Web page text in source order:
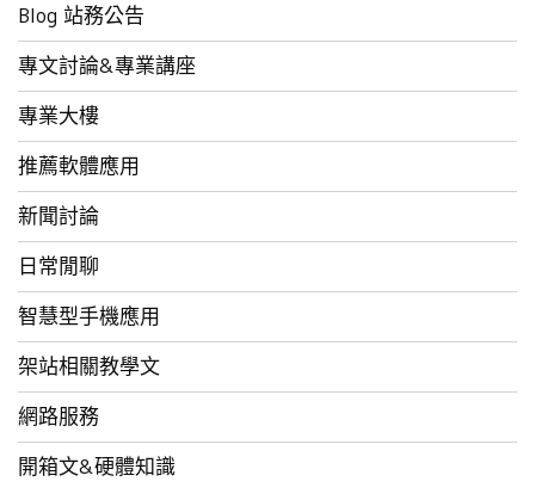
Blog 站務公告
專文討論&專業講座
專業大樓
推薦軟體應用
新聞討論
日常閒聊
智慧型手機應用
架站相關教學文
網路服務
開箱文&硬體知識